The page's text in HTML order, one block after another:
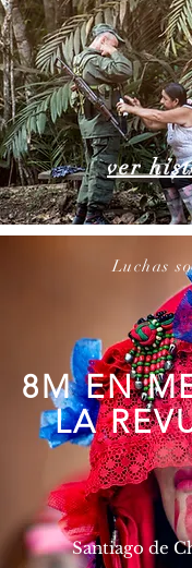
ver
Luchas
8M EN
LA
Santiago de